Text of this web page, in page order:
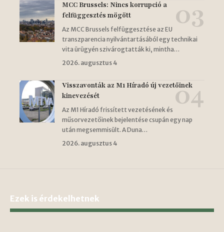
MCC Brussels: Nincs korrupció a
felfüggesztés mögött
Az MCC Brussels felfüggesztése az EU
transzparencia nyilvántartásából egy technikai
vita ürügyén szivárogtatták ki, mintha…
2026. augusztus 4
Visszavonták az M1 Híradó új vezetőinek
kinevezését
Az M1 Híradó frissített vezetésének és
műsorvezetőinek bejelentése csupán egy nap
után megsemmisült. A Duna…
2026. augusztus 4
Ezek is érdekelhetnek